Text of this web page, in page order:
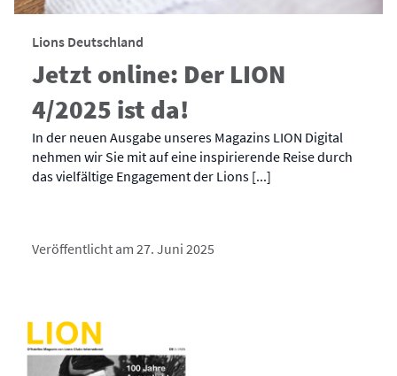
Lions Deutschland
Jetzt online: Der LION
4/2025 ist da!
In der neuen Ausgabe unseres Magazins LION Digital
nehmen wir Sie mit auf eine inspirierende Reise durch
das vielfältige Engagement der Lions [...]
Veröffentlicht am 27. Juni 2025